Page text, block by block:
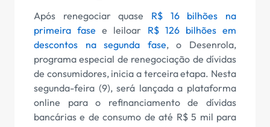
Após renegociar quase R$ 16 bilhões na
primeira fase e leiloar R$ 126 bilhões em
descontos na segunda fase, o Desenrola,
programa especial de renegociação de dívidas
de consumidores, inicia a terceira etapa. Nesta
segunda-feira (9), será lançada a plataforma
online para o refinanciamento de dívidas
bancárias e de consumo de até R$ 5 mil para